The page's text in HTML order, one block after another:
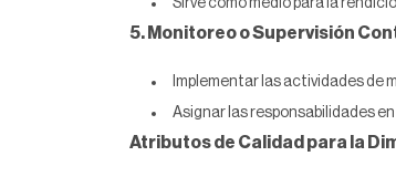
Sirve como medio para la
5. Monitoreo o Supervisión
Implementar las actividades de
Asignar las responsabilidades
Atributos de Calidad para la